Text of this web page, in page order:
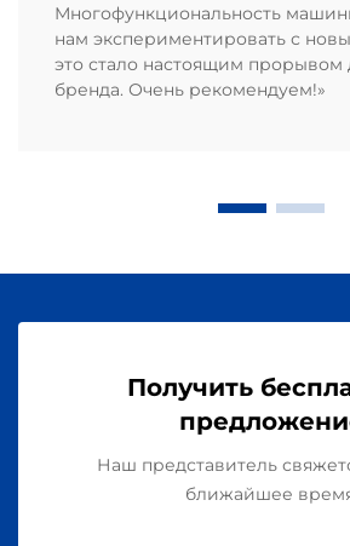
Многофункциональность
нам экспериментировать с
это стало настоящим прорывом
бренда. Очень рекомендуем!»
Получить
Наш представитель
ближайшее